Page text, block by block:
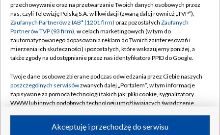
Abonament TVP
Emisja w TVP
Centrum informacji TVP
Naziemna Telewizja Cyfrowa
Rada Programowa
System NOS
Informacje o nadawcy
Program dla prasy
Regulamin TVP
Polityka prywatności
Moje zgody
Pomoc
Kontakt
Kanały
przechowywanie oraz na przetwarzanie Twoich danych osobowych przez
nas, czyli Telewizję Polską S.A. w likwidacji (zwaną dalej również „TVP”),
Zaufanych Partnerów z IAB* (1201 firm) oraz pozostałych Zaufanych
Partnerów TVP (93 firm), w celach marketingowych (w tym do
zautomatyzowanego dopasowania reklam do Twoich zainteresowań i
mierzenia ich skuteczności) i pozostałych, które wskazujemy poniżej, a
także zgody na udostępnianie przez nas identyfikatora PPID do Google.
Twoje dane osobowe zbierane podczas odwiedzania przez Ciebie naszych
poszczególnych serwisówzwanych dalej „Portalem”, w tym informacje
zapisywane za pomocą technologii takich jak: pliki cookie, sygnalizatory
WWW lub innych podobnych technologii umożliwiających świadczenie
ruchu w Internecie.Akceptuję i przechodzę do serwisu